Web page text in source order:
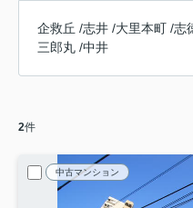
企救丘 /志井 /大里本町 /志
三郎丸 /中井
2件
中古マンション